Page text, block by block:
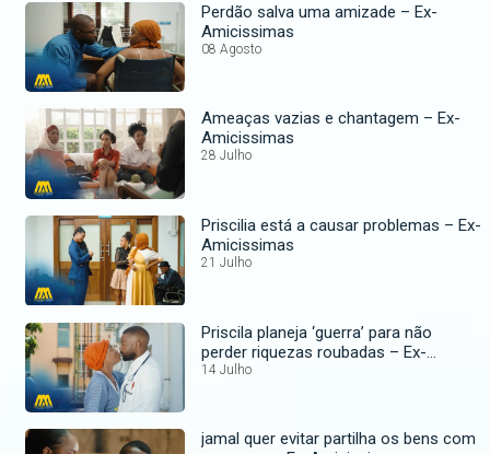
Perdão salva uma amizade – Ex-
Amicissimas
08 Agosto
Ameaças vazias e chantagem – Ex-
Amicissimas
28 Julho
Priscilia está a causar problemas – Ex-
Amicissimas
21 Julho
Priscila planeja ‘guerra’ para não
perder riquezas roubadas – Ex-
Amicissimas
14 Julho
jamal quer evitar partilha os bens com